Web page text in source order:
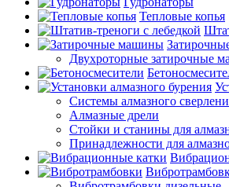
Тепловые копья
Двухроторные затирочные
Системы алмазного
Алмазные дрели
Стойки и станины для
Принадлежности для